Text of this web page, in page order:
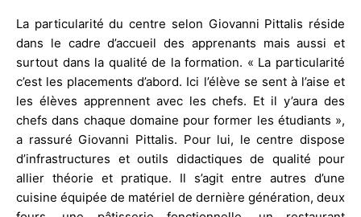
La particularité du centre selon Giovanni Pittalis réside
dans le cadre d’accueil des apprenants mais aussi et
surtout dans la qualité de la formation. « La particularité
c’est les placements d’abord. Ici l’élève se sent à l’aise et
les élèves apprennent avec les chefs. Et il y’aura des
chefs dans chaque domaine pour former les étudiants »,
a rassuré Giovanni Pittalis. Pour lui, le centre dispose
d’infrastructures et outils didactiques de qualité pour
allier théorie et pratique. Il s’agit entre autres d’une
cuisine équipée de matériel de dernière génération, deux